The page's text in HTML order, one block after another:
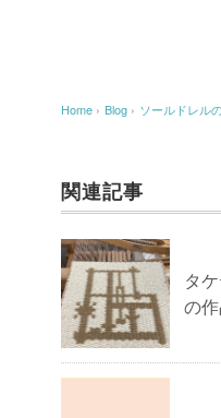
Home › Blog › ソールドレル
関連記事
タ
の作